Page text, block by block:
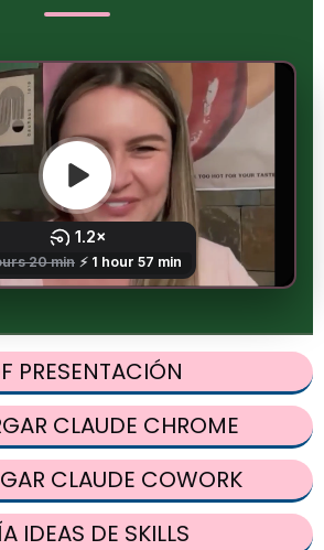
PRESENTACIÓN
CLAUDE CHROME
CLAUDE COWORK
IDEAS DE SKILLS